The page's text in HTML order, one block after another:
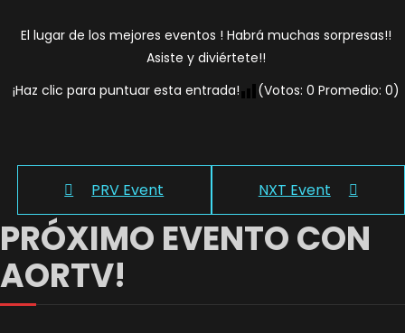
El lugar de los mejores eventos ! Habrá muchas sorpresas!!
Asiste y diviértete!!
¡Haz clic para puntuar esta entrada!
(Votos: 0 Promedio: 0)
PRV Event NXT Event
PRÓXIMO EVENTO CON
AORTV!